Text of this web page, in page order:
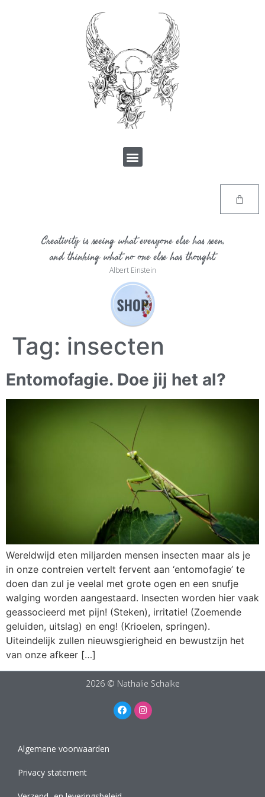
Creativity is seeing what everyone else has seen,
and thinking what no one else has thought.
Albert Einstein
Tag: insecten
Entomofagie. Doe jij het al?
Wereldwijd eten miljarden mensen insecten maar als je
in onze contreien vertelt fervent aan ‘entomofagie’ te
doen dan zul je veelal met grote ogen en een snufje
walging worden aangestaard. Insecten worden hier vaak
geassocieerd met pijn! (Steken), irritatie! (Zoemende
geluiden, uitslag) en eng! (Krioelen, springen).
Uiteindelijk zullen nieuwsgierigheid en bewustzijn het
van onze afkeer […]
2026 © Nathalie Schalke
Algemene voorwaarden
Privacy statement